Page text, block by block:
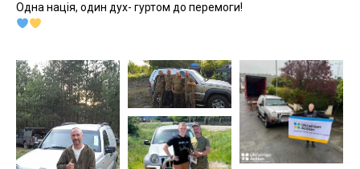
Одна нація, один дух- гуртом до перемоги!